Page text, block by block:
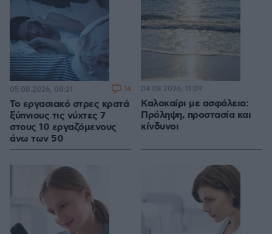
Το εργασιακό στρες κρατά
ξύπνιους τις νύχτες 7
στους 10 εργαζόμενους
άνω των 50
05.08.2026, 08:21 14
Καλοκαίρι με ασφάλεια:
Πρόληψη, προστασία και
κίνδυνοι
04.08.2026, 11:09